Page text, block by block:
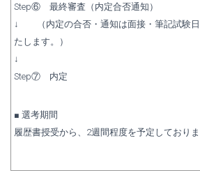
Step⑥ 最終審査（内定合否通知）
↓ （内定の合否・通知は面接・筆記試験日
たします。）
↓
Step⑦ 内定
■ 選考期間
履歴書授受から、2週間程度を予定しておりま